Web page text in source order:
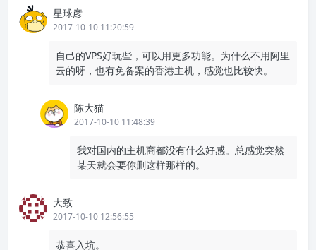
星球彦
2017-10-10 11:20:59
自己的VPS好玩些，可以用更多功能。为什么不用阿里
云的呀，也有免备案的香港主机，感觉也比较快。
陈大猫
2017-10-10 11:48:39
我对国内的主机商都没有什么好感。总感觉突然
某天就会要你删这样那样的。
大致
2017-10-10 12:56:55
恭喜入坑。